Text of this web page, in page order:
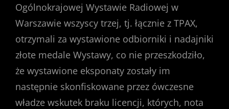
Ogólnokrajowej Wystawie Radiowej w
Warszawie wszyscy trzej, tj. łącznie z TPAX,
otrzymali za wystawione odbiorniki i nadajniki
złote medale Wystawy, co nie przeszkodziło,
że wystawione eksponaty zostały im
następnie skonfiskowane przez ówczesne
władze wskutek braku licencji, których, nota